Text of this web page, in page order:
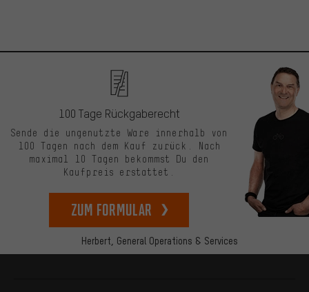
Herbert, General Operations & Services
100 Tage Rückgaberecht
Sende die ungenutzte Ware innerhalb von
100 Tagen nach dem Kauf zurück. Nach
maximal 10 Tagen bekommst Du den
Kaufpreis erstattet.
zum Formular